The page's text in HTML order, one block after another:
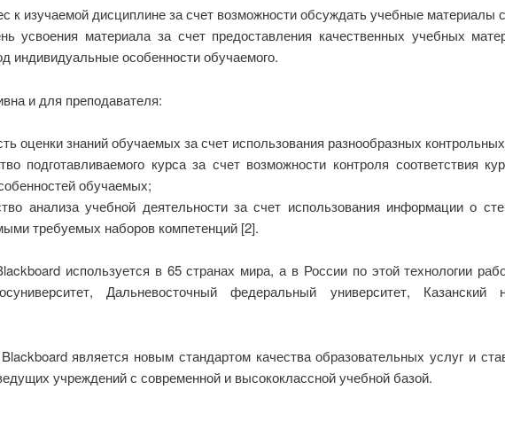
к изучаемой дисциплине за счет возможности обсуждать учебные
усвоения материала за счет предоставления качественных учебных
индивидуальные особенности обучаемого.
и для преподавателя:
оценки знаний обучаемых за счет использования разнообразных
подготавливаемого курса за счет возможности контроля соответствия
обучаемых;
анализа учебной деятельности за счет использования информации о
требуемых наборов компетенций [2].
используется в 65 странах мира, а в России по этой технологии
Дальневосточный федеральный университет, Казанский
является новым стандартом качества образовательных услуг и
учреждений с современной и высококлассной учебной базой.